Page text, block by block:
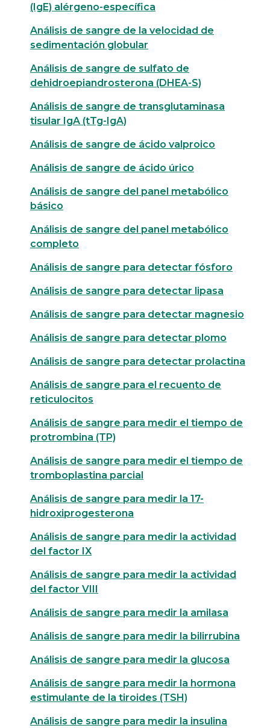
(IgE) alérgeno-específica
Análisis de sangre de la velocidad de
sedimentación globular
Análisis de sangre de sulfato de
dehidroepiandrosterona (DHEA-S)
Análisis de sangre de transglutaminasa
tisular IgA (tTg-IgA)
Análisis de sangre de ácido valproico
Análisis de sangre de ácido úrico
Análisis de sangre del panel metabólico
básico
Análisis de sangre del panel metabólico
completo
Análisis de sangre para detectar fósforo
Análisis de sangre para detectar lipasa
Análisis de sangre para detectar magnesio
Análisis de sangre para detectar plomo
Análisis de sangre para detectar prolactina
Análisis de sangre para el recuento de
reticulocitos
Análisis de sangre para medir el tiempo de
protrombina (TP)
Análisis de sangre para medir el tiempo de
tromboplastina parcial
Análisis de sangre para medir la 17-
hidroxiprogesterona
Análisis de sangre para medir la actividad
del factor IX
Análisis de sangre para medir la actividad
del factor VIII
Análisis de sangre para medir la amilasa
Análisis de sangre para medir la bilirrubina
Análisis de sangre para medir la glucosa
Análisis de sangre para medir la hormona
estimulante de la tiroides (TSH)
Análisis de sangre para medir la insulina